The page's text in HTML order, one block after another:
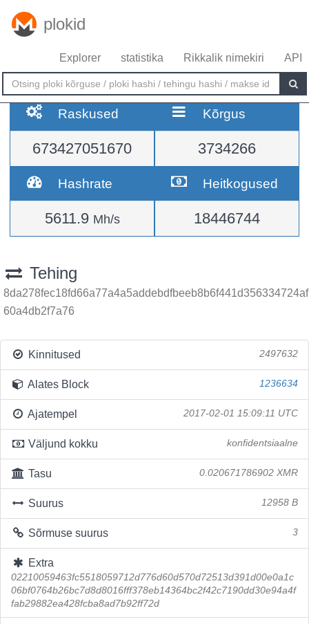
plokid
Explorer statistika Rikkalik nimekiri API
Raskused
673427051670
Kõrgus
3734266
Hashrate
5611.9 Mh/s
Heitkogused
18446744
Tehing
8da278fec18fd66a77a4a5addebdfbeeb8b6f441d356334724af
60a4db2f7a76
Kinnitused 2497632
Alates Block 1236634
Ajatempel 2017-02-01 15:09:11 UTC
Väljund kokku konfidentsiaalne
Tasu 0.020671786902 XMR
Suurus 12958 B
Sõrmuse suurus 3
Extra
02210059463fc5518059712d776d60d570d72513d391d00e0a1c
06bf0764b26bc7d8d8016fff378eb14364bc2f42c7190dd30e94a4f
fab29882ea428fcba8ad7b92ff72d